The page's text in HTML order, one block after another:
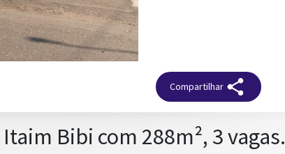
Compartilhar
Bibi com 288m², 3 vagas.